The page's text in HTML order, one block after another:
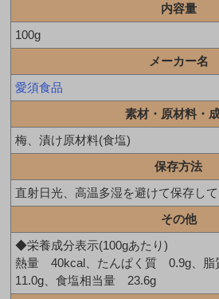
内容量
100g
メーカー名
愛須食品
素材・原材料・
梅、漬け原材料(食塩)
保存方法
直射日光、高温多湿を避けて保存して
その他
◆栄養成分表示(100gあたり)
熱量 40kcal、たんぱく質 0.9g、
11.0g、食塩相当量 23.6g